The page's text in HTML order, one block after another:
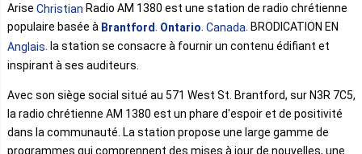
Arise Christian Radio AM 1380 est une station de radio chrétienne
populaire basée à Brantford. Ontario. Canada. BRODICATION EN
Anglais . la station se consacre à fournir un contenu édifiant et
inspirant à ses auditeurs.
Avec son siège social situé au 571 West St. Brantford, sur N3R 7C5,
la radio chrétienne AM 1380 est un phare d'espoir et de positivité
dans la communauté. La station propose une large gamme de
programmes qui comprennent des mises à jour de nouvelles, une